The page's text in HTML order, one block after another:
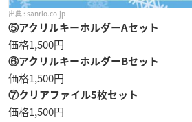
sanrio.co.jp
⑤アクリルキーホルダーAセット
価格1,500円
⑥アクリルキーホルダーBセット
価格1,500円
⑦クリアファイル5枚セット
価格1,500円